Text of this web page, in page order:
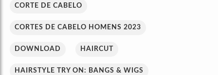
CORTE DE CABELO
CORTES DE CABELO HOMENS 2023
DOWNLOAD HAIRCUT
HAIRSTYLE TRY ON: BANGS & WIGS